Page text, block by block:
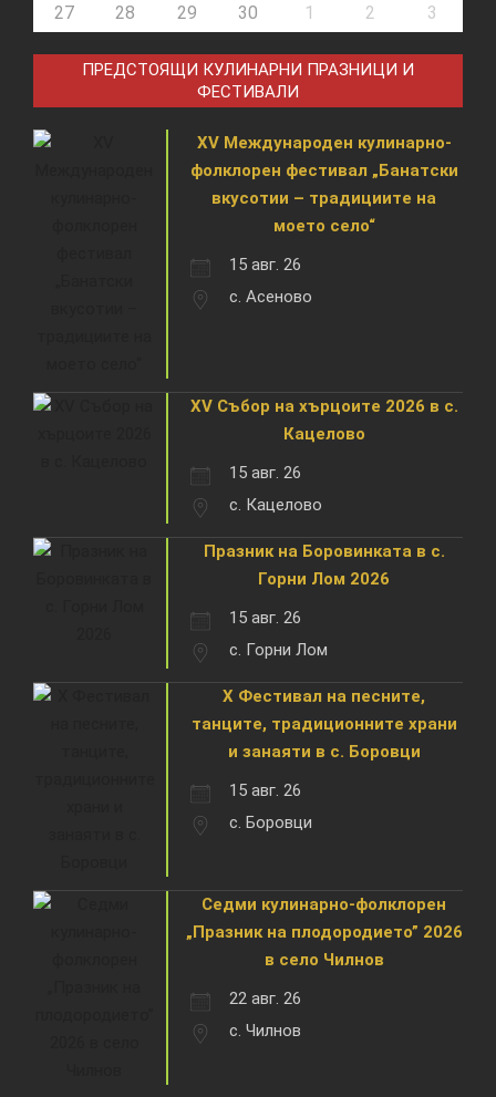
27
28 29 30 1 2 3
ПРЕДСТОЯЩИ КУЛИНАРНИ ПРАЗНИЦИ И
ФЕСТИВАЛИ
XV Международен кулинарно-
фолклорен фестивал „Банатски
вкусотии – традициите на
моето село“
15 авг. 26
с. Асеново
XV Събор на хърцоите 2026 в с.
Кацелово
15 авг. 26
с. Кацелово
Празник на Боровинката в с.
Горни Лом 2026
15 авг. 26
с. Горни Лом
X Фестивал на песните,
танците, традиционните храни
и занаяти в с. Боровци
15 авг. 26
с. Боровци
Седми кулинарно-фолклорен
„Празник на плодородието” 2026
в село Чилнов
22 авг. 26
с. Чилнов